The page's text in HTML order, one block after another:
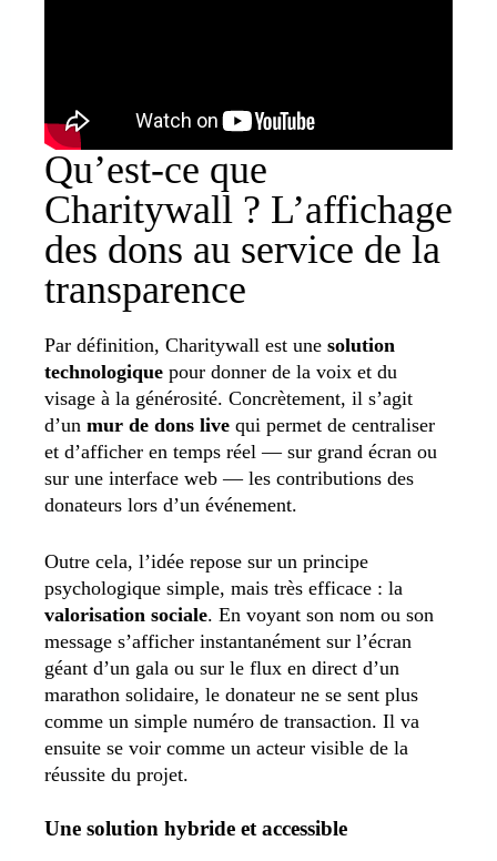
Qu’est-ce que
Charitywall ? L’affichage
des dons au service de la
transparence
Par définition, Charitywall est une solution
technologique pour donner de la voix et du
visage à la générosité. Concrètement, il s’agit
d’un mur de dons live qui permet de centraliser
et d’afficher en temps réel — sur grand écran ou
sur une interface web — les contributions des
donateurs lors d’un événement.
Outre cela, l’idée repose sur un principe
psychologique simple, mais très efficace : la
valorisation sociale. En voyant son nom ou son
message s’afficher instantanément sur l’écran
géant d’un gala ou sur le flux en direct d’un
marathon solidaire, le donateur ne se sent plus
comme un simple numéro de transaction. Il va
ensuite se voir comme un acteur visible de la
réussite du projet.
Une solution hybride et accessible